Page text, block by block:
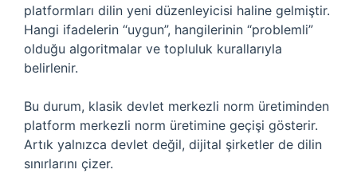
platformları dilin yeni düzenleyicisi haline gelmiştir.
Hangi ifadelerin “uygun”, hangilerinin “problemli”
olduğu algoritmalar ve topluluk kurallarıyla
belirlenir.
Bu durum, klasik devlet merkezli norm üretiminden
platform merkezli norm üretimine geçişi gösterir.
Artık yalnızca devlet değil, dijital şirketler de dilin
sınırlarını çizer.